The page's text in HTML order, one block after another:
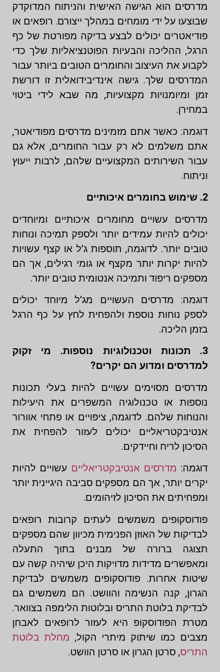
מדרסים הוא הגישה האישית והניתוח המדוקדק
שבוצעו על ידי מומחים במהלך ייצורם. רופאים או
פודיאטרים יכולים לבצע בדיקה מפורטת של כף
הרגל, ההליכה והבעיות הפוטנציאליות שלך כדי
לקבוע את העיצוב והחומרים הטובים ביותר עבור
המדרסים שלך. גישה אינדיבידואלית זו דורשת
זמן ומיומנויות מקצועיות, מה שבא לידי ביטוי
במחירן.
דוגמה: כאשר אתם מזמינים מדרסים מפודיאטר,
אתם משלמים לא רק עבור החומרים, אלא גם
עבור השירותים המקצועיים שלהם, לרבות ייעוץ
וניתוח.
2. שימוש בחומרים איכותיים
מדרסים עשויים מחומרים איכותיים ומיוחדים
יכולים להיות עמידים יותר ולספק תמיכה ונוחות
טובים יותר. לדוגמה, תוספות ג'ל או קצף עשויות
להיות יקרות יותר מקצף או גומי רגילים, אך הם
מספקים ריפוד ותמיכה אנטומית טובים יותר.
דוגמה: מדרסים העשויים מג'ל מיוחד יכולים
לספק נוחות נוספת ולהפחית לחץ על כף הרגל
בזמן הליכה.
3. תכונות וטכנולוגיות נוספות. מי זקוק
למדרסים ומדוע הם יקרים?
מדרסים מסוימים עשויים להיות בעלי תכונות
נוספות או טכנולוגיה המשפרים את היעילות
והנוחות שלהם. לדוגמה, ציפויים או פתחי אוורור
אנטיבקטריאליים יכולים לעזור להפחית את
הסיכון לריח וחיידקים.
דוגמה: מדרסים אנטיבקטריאליים עשויים להיות
יקרים יותר, אך הם מספקים סביבה היגיינית יותר
ומפחיתים את הסיכון לזיהומים.
פודוסקופים משמשים לעתים קרובות רופאים
לבדיקות של האוזן הפנימית מכיוון שהם מספקים
תצוגה ברורה של מבנים בתוך התעלה
ומאפשרים מדידות מדויקות היכן שיהיה קשה עם
שיטות אחרות. פודוסקופים משמשים לבדיקת
הגרון, קנה הנשימה והוושט. הם משמשים גם
לבדיקת בלוטת התריס ובלוטות הלימפה בצוואר.
מטרת הפודוסקופ היא לעזור לרופאים לאבחן
מצבים כמו שיתוק מיתרי הקול, מחלת בלוטת
התריס, סרטן הגרון או סרטן הוושט.